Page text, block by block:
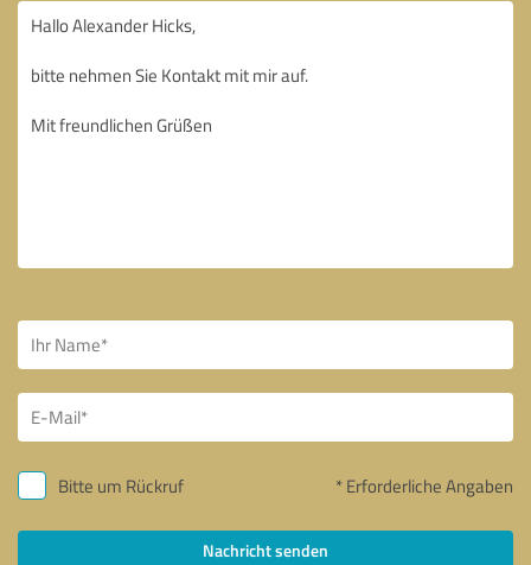
Bitte um Rückruf * Erforderliche Angaben
Nachricht senden